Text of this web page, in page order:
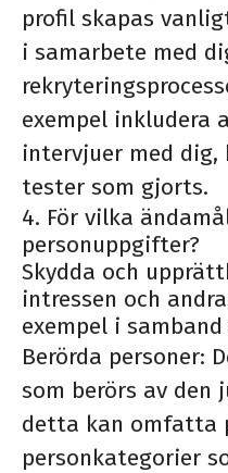
profil skapas
i samarbete med
exempel inkludera
intervjuer med dig,
tester som gjorts.
4. För vilka
personuppgifter?
Skydda och
intressen och
exempel i
Berörda personer:
som berörs av den
detta kan omfatta
personkategorier